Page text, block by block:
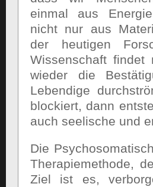
einmal aus
nicht nur aus
der heutigen
Wissenschaft findet
wieder die
Lebendige
blockiert, dann
auch seelische und
Die
Therapiemethode,
Ziel ist es,